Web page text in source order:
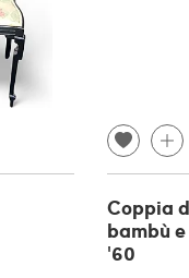
Coppia
bambù
'60